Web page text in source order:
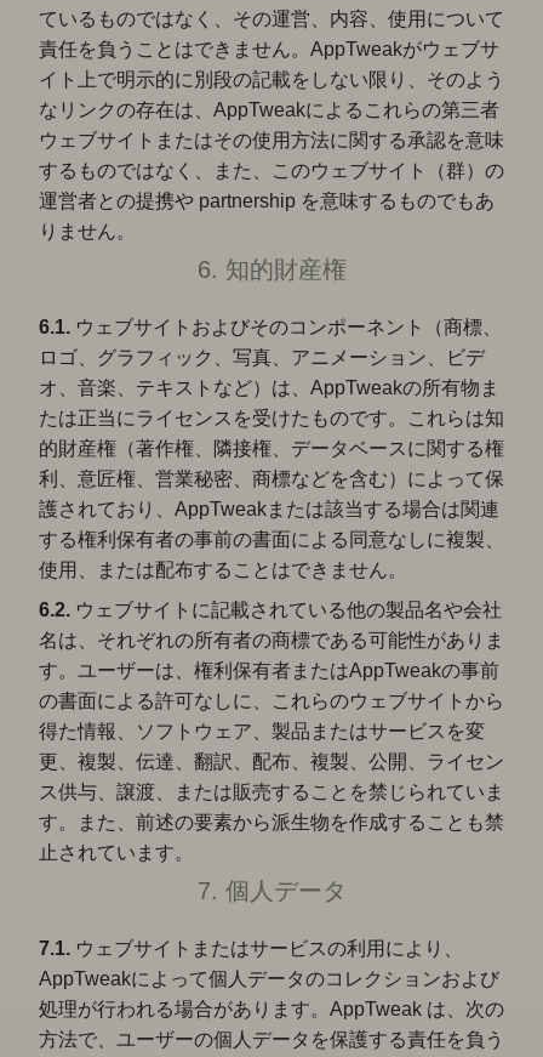
ているものではなく、その運営、内容、使用について
責任を負うことはできません。AppTweakがウェブサ
イト上で明示的に別段の記載をしない限り、そのよう
なリンクの存在は、AppTweakによるこれらの第三者
ウェブサイトまたはその使用方法に関する承認を意味
するものではなく、また、このウェブサイト（群）の
運営者との提携や partnership を意味するものでもあ
りません。
6. 知的財産権
6.1. ウェブサイトおよびそのコンポーネント（商標、
ロゴ、グラフィック、写真、アニメーション、ビデ
オ、音楽、テキストなど）は、AppTweakの所有物ま
たは正当にライセンスを受けたものです。これらは知
的財産権（著作権、隣接権、データベースに関する権
利、意匠権、営業秘密、商標などを含む）によって保
護されており、AppTweakまたは該当する場合は関連
する権利保有者の事前の書面による同意なしに複製、
使用、または配布することはできません。
6.2. ウェブサイトに記載されている他の製品名や会社
名は、それぞれの所有者の商標である可能性がありま
す。ユーザーは、権利保有者またはAppTweakの事前
の書面による許可なしに、これらのウェブサイトから
得た情報、ソフトウェア、製品またはサービスを変
更、複製、伝達、翻訳、配布、複製、公開、ライセン
ス供与、譲渡、または販売することを禁じられていま
す。また、前述の要素から派生物を作成することも禁
止されています。
7. 個人データ
7.1. ウェブサイトまたはサービスの利用により、
AppTweakによって個人データのコレクションおよび
処理が行われる場合があります。AppTweak は、次の
方法で、ユーザーの個人データを保護する責任を負う